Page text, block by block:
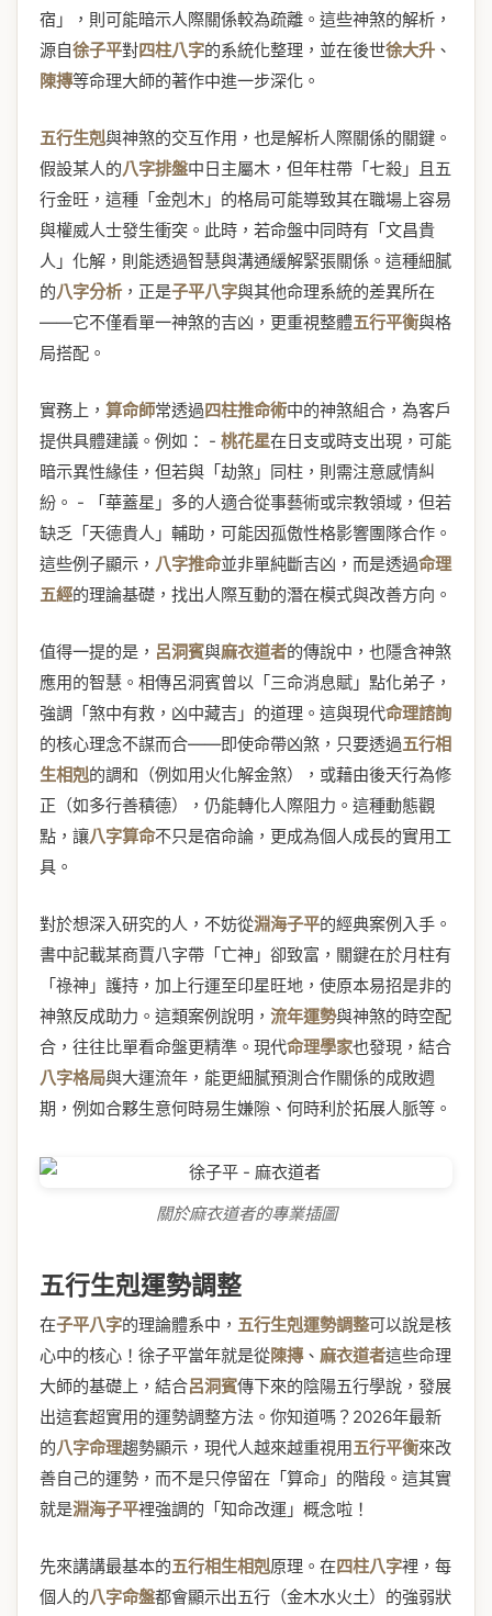
宿」，則可能暗示人際關係較為疏離。這些神煞的解析，
源自徐子平對四柱八字的系統化整理，並在後世徐大升 、
陳摶等命理大師的著作中進一步深化。
五行生剋與神煞的交互作用，也是解析人際關係的關鍵。
假設某人的八字排盤中日主屬木，但年柱帶「七殺」且五
行金旺，這種「金剋木」的格局可能導致其在職場上容易
與權威人士發生衝突。此時，若命盤中同時有「文昌貴
人」化解，則能透過智慧與溝通緩解緊張關係。這種細膩
的八字分析 ，正是子平八字與其他命理系統的差異所在
——它不僅看單一神煞的吉凶，更重視整體五行平衡與格
局搭配。
實務上， 算命師常透過四柱推命術中的神煞組合，為客戶
提供具體建議。例如： - 桃花星在日支或時支出現，可能
暗示異性緣佳，但若與「劫煞」同柱，則需注意感情糾
紛。 - 「華蓋星」多的人適合從事藝術或宗教領域，但若
缺乏「天德貴人」輔助，可能因孤傲性格影響團隊合作。
這些例子顯示， 八字推命並非單純斷吉凶，而是透過命理
五經的理論基礎，找出人際互動的潛在模式與改善方向。
值得一提的是， 呂洞賓與麻衣道者的傳說中，也隱含神煞
應用的智慧。相傳呂洞賓曾以「三命消息賦」點化弟子，
強調「煞中有救，凶中藏吉」的道理。這與現代命理諮詢
的核心理念不謀而合——即使命帶凶煞，只要透過五行相
生相剋的調和（例如用火化解金煞），或藉由後天行為修
正（如多行善積德），仍能轉化人際阻力。這種動態觀
點，讓八字算命不只是宿命論，更成為個人成長的實用工
具。
對於想深入研究的人，不妨從淵海子平的經典案例入手。
書中記載某商賈八字帶「亡神」卻致富，關鍵在於月柱有
「祿神」護持，加上行運至印星旺地，使原本易招是非的
神煞反成助力。這類案例說明， 流年運勢與神煞的時空配
合，往往比單看命盤更精準。現代命理學家也發現，結合
八字格局與大運流年，能更細膩預測合作關係的成敗週
期，例如合夥生意何時易生嫌隙、何時利於拓展人脈等。
關於麻衣道者的專業插圖
五行生剋運勢調整
在子平八字的理論體系中， 五行生剋運勢調整可以說是核
心中的核心！徐子平當年就是從陳摶、 麻衣道者這些命理
大師的基礎上，結合呂洞賓傳下來的陰陽五行學說，發展
出這套超實用的運勢調整方法。你知道嗎？2026年最新
的八字命理趨勢顯示，現代人越來越重視用五行平衡來改
善自己的運勢，而不是只停留在「算命」的階段。這其實
就是淵海子平裡強調的「知命改運」概念啦！
先來講講最基本的五行相生相剋原理。在四柱八字裡，每
個人的八字命盤都會顯示出五行（金木水火土）的強弱狀